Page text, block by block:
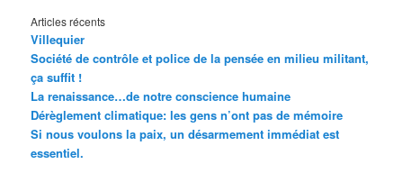
Articles récents
Villequier
Société de contrôle et police de la pensée en milieu militant,
ça suffit !
La renaissance…de notre conscience humaine
Dérèglement climatique: les gens n’ont pas de mémoire
Si nous voulons la paix, un désarmement immédiat est
essentiel.